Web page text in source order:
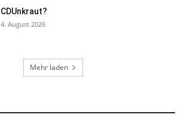
CDUnkraut?
4. August 2026
Mehr laden